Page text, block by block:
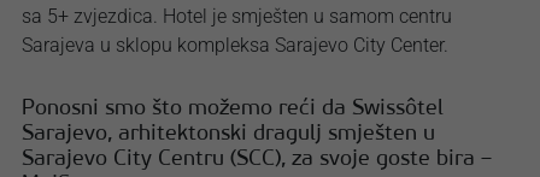
sa 5+ zvjezdica. Hotel je smješten u samom centru
Sarajeva u sklopu kompleksa Sarajevo City Center.
Ponosni smo što možemo reći da Swissôtel
Sarajevo, arhitektonski dragulj smješten u
Sarajevo City Centru (SCC), za svoje goste bira –